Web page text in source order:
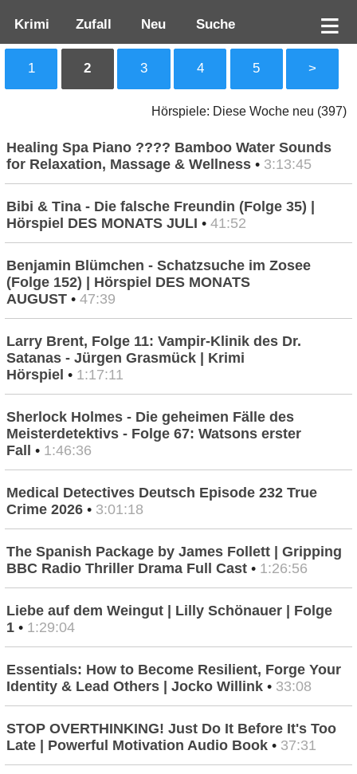
Krimi Zufall Neu Suche
1 2 3 4 5 >
Hörspiele: Diese Woche neu (397)
Healing Spa Piano ???? Bamboo Water Sounds
for Relaxation, Massage & Wellness • 3:13:45
Bibi & Tina - Die falsche Freundin (Folge 35) |
Hörspiel DES MONATS JULI • 41:52
Benjamin Blümchen - Schatzsuche im Zosee
(Folge 152) | Hörspiel DES MONATS
AUGUST • 47:39
Larry Brent, Folge 11: Vampir-Klinik des Dr.
Satanas - Jürgen Grasmück | Krimi
Hörspiel • 1:17:11
Sherlock Holmes - Die geheimen Fälle des
Meisterdetektivs - Folge 67: Watsons erster
Fall
• 1:46:36
Medical Detectives Deutsch Episode 232 True
Crime 2026 • 3:01:18
The Spanish Package by James Follett | Gripping
BBC Radio Thriller Drama Full Cast • 1:26:56
Liebe auf dem Weingut | Lilly Schönauer | Folge
1 • 1:29:04
Essentials: How to Become Resilient, Forge Your
Identity & Lead Others | Jocko Willink • 33:08
STOP OVERTHINKING! Just Do It Before It's Too
Late | Powerful Motivation Audio Book • 37:31